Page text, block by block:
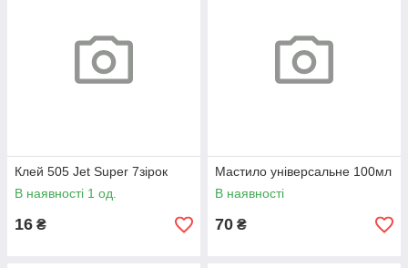
Клей 505 Jet Super 7зірок
В наявності 1 од.
16 ₴
Мастило універсальне 100мл
В наявності
70 ₴